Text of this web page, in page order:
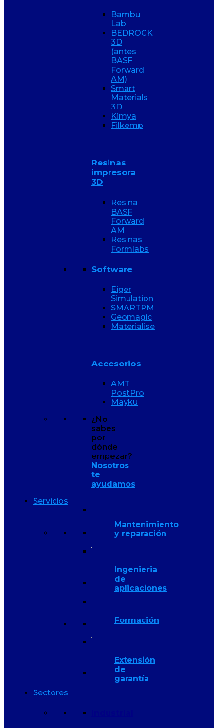
Bambu
Lab
BEDROCK
3D
(antes
BASF
Forward
AM)
Smart
Materials
3D
Kimya
Filkemp
Resinas
impresora
3D
Resina
BASF
Forward
AM
Resinas
Formlabs
Software
Eiger
Simulation
SMARTPM
Geomagic
Materialise
Accesorios
AMT
PostPro
Mayku
¿No
sabes
por
dónde
empezar?
Nosotros
te
ayudamos
Servicios
Mantenimiento
y reparación
Ingenieria
de
aplicaciones
Formación
Extensión
de
garantía
Sectores